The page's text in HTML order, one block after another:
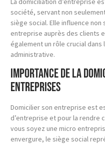
société, servant non
siège social. Elle influence
entreprise auprès des clients
également un rôle crucial
administrative.
Importance de la
entreprises
Domicilier son entreprise est
d’entreprise et pour la rendre
vous soyez une micro
envergure, le siège social